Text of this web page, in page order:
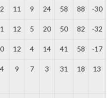
11 9 24 58 88 -30
12 5 20 50 82 -32
12 4 14 41 58 -17
9 7 3 31 18 13